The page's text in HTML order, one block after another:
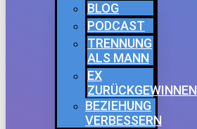
BLOG
PODCAST
TRENNUNG
ALS MANN
EX
ZURÜCKGEWINNEN
BEZIEHUNG
VERBESSERN